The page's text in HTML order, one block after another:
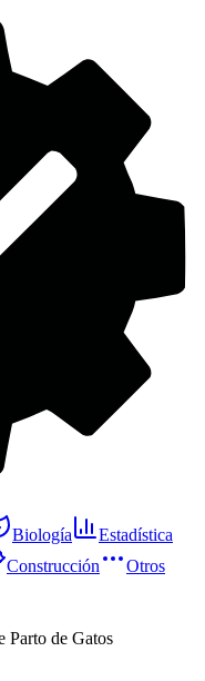
Biología
Estadística
Construcción Otros
Parto de Gatos